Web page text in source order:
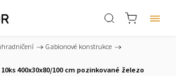
/ Gabionové konstrukce /
400x30x80/100 cm pozinkované železo